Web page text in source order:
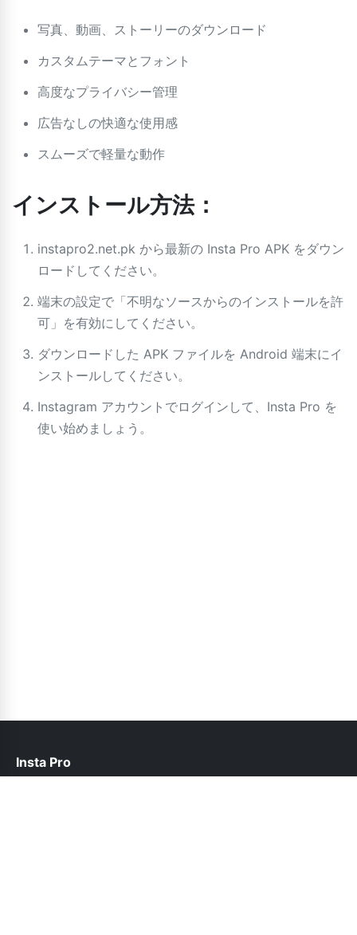
写真、動画、ストーリーのダウンロード
カスタムテーマとフォント
高度なプライバシー管理
広告なしの快適な使用感
スムーズで軽量な動作
インストール方法：
instapro2.net.pk から最新の Insta Pro APK をダウン
ロードしてください。
端末の設定で「不明なソースからのインストールを許
可」を有効にしてください。
ダウンロードした APK ファイルを Android 端末にイ
ンストールしてください。
Instagram アカウントでログインして、Insta Pro を
使い始めましょう。
Insta Pro